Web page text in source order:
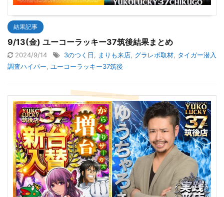
結果記事
9/13(金) ユーコーラッキー37筑後結果まとめ
2024/9/14 3のつく日 まりも来店 グラレポ取材 タイガー潜入
調査ハイパー
ユーコーラッキー37筑後